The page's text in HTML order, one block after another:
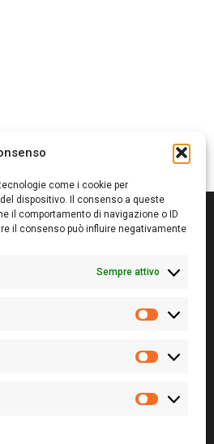
come i cookie per
dispositivo. Il consenso a queste
il comportamento di navigazione o ID
il consenso può influire negativamente
Sempre attivo
Statistiche
Marketing
individuale